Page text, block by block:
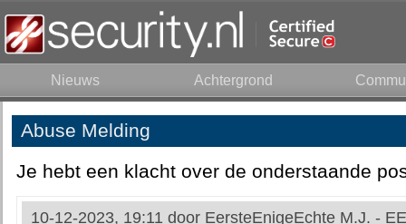
Nieuws Achtergrond
Abuse Melding
Je hebt een klacht over de onderstaande
10-12-2023, 19:11 door EersteEnigeEchte M.J. -